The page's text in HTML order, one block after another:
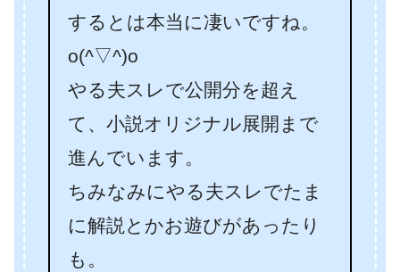
するとは本当に凄いですね。
o(^▽^)o
やる夫スレで公開分を超え
て、小説オリジナル展開まで
進んでいます。
ちみなみにやる夫スレでたま
に解説とかお遊びがあったり
も。